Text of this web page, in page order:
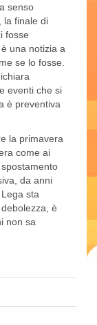
senso
la finale di
fosse
una notizia a
se lo fosse.
eventi che si
è preventiva
la primavera
come ai
da anni
sta
è
non sa